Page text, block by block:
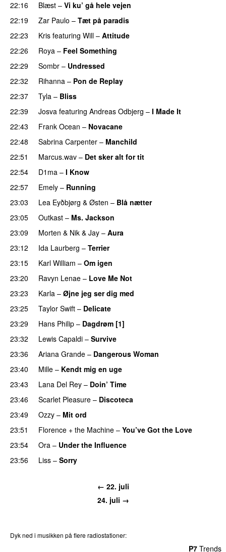
22:16
Blæst – Vi ku’ gå hele vejen
22:19
Zar Paulo – Tæt på paradis
22:23
Kris featuring Will – Attitude
22:26
Roya – Feel Something
22:29
Sombr – Undressed
22:32 Rihanna – Pon de Replay
22:37
Tyla – Bliss
22:39
Josva featuring Andreas Odbjerg – I Made It
22:43
Frank Ocean – Novacane
22:48
Sabrina Carpenter – Manchild
22:51
Marcus.wav – Det sker alt for tit
22:54 D1ma – I Know
22:57 Emely – Running
23:03 Lea Eyðbjørg & Østen – Blå nætter
23:05 Outkast – Ms. Jackson
23:09 Morten & Nik & Jay – Aura
23:12
Ida Laurberg – Terrier
23:15 Karl William – Om igen
23:20 Ravyn Lenae – Love Me Not
23:23
Karla – Øjne jeg ser dig med
23:25
Taylor Swift – Delicate
23:29
Hans Philip – Dagdrøm [1]
23:32 Lewis Capaldi – Survive
23:36
Ariana Grande – Dangerous Woman
23:40
Mille – Kendt mig en uge
23:43
Lana Del Rey – Doin’ Time
23:46
Scarlet Pleasure – Discoteca
23:49 Ozzy – Mit ord
23:51
Florence + the Machine – You’ve Got the Love
23:54 Ora – Under the Influence
23:56
Liss – Sorry
← 22. juli
24. juli →
Dyk ned i musikken på flere radiostationer:
P7 Trends